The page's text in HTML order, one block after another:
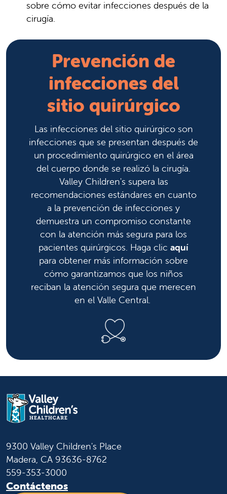
sobre cómo evitar infecciones después de la
cirugía.
Prevención de
infecciones del
sitio quirúrgico
Las infecciones del sitio quirúrgico son
infecciones que se presentan después de
un procedimiento quirúrgico en el área
del cuerpo donde se realizó la cirugía.
Valley Children's supera las
recomendaciones estándares en cuanto
a la prevención de infecciones y
demuestra un compromiso constante
con la atención más segura para los
pacientes quirúrgicos. Haga clic aquí
para obtener más información sobre
cómo garantizamos que los niños
reciban la atención segura que merecen
en el Valle Central.
9300 Valley Children's Place
Madera, CA 93636-8762
559-353-3000
Contáctenos